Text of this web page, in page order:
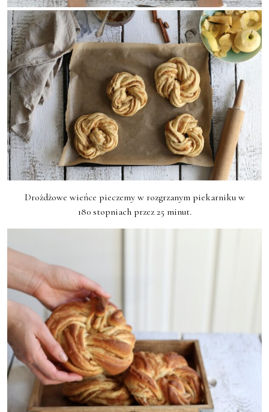
Drożdżowe wieńce pieczemy w rozgrzanym piekarniku w
180 stopniach przez 25 minut.